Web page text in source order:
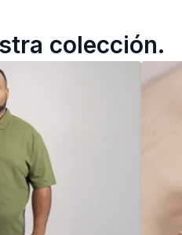
colección.